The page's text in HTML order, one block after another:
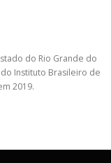
do Rio Grande do
Instituto Brasileiro de
2019.